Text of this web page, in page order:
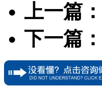
上一篇：
下一篇：